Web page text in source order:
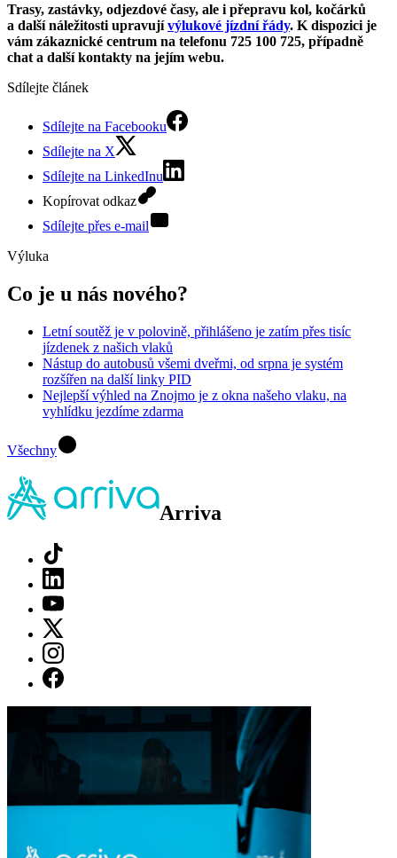
Trasy, zastávky, odjezdové časy, ale i přepravu kol, kočárků
a další náležitosti upravujívýlukové jízdní řády. K dispozici je
vám zákaznické centrum na telefonu 725 100 725, případně
chat a další kontakty na jejím webu.
Sdílejte článek
Sdílejte na Facebooku
Sdílejte na X
Sdílejte na LinkedInu
Kopírovat odkaz
Sdílejte přes e-mail
Výluka
Co je u nás nového?
Letní soutěž je v polovině, přihlášeno je zatím přes tisíc
jízdenek z našich vlaků
Nástup do autobusů všemi dveřmi, od srpna je systém
rozšířen na další linky PID
Nejlepší výhled na Znojmo je z okna našeho vlaku, na
vyhlídku jezdíme zdarma
Všechny
Arriva